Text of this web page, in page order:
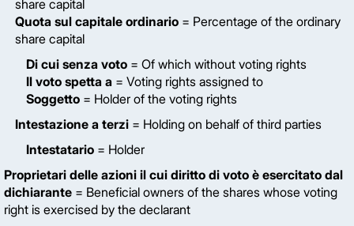
share capital
Quota sul capitale ordinario = Percentage of the ordinary
share capital
Di cui senza voto = Of which without voting rights
Il voto spetta a = Voting rights assigned to
Soggetto = Holder of the voting rights
Intestazione a terzi = Holding on behalf of third parties
Intestatario = Holder
Proprietari delle azioni il cui diritto di voto è esercitato dal
dichiarante = Beneficial owners of the shares whose voting
right is exercised by the declarant